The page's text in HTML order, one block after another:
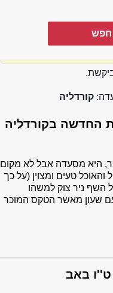
קורדליה
החדשה בקורדליה
היא מסעדה אבל לא מקום
והאוכל טעים ומצוין (על כך
השף ניר צוק למשהו
שעון מאשר הטקס המוכר
ט''ו באב